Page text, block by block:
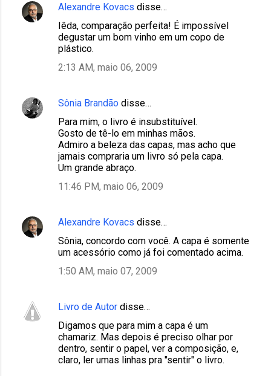
Alexandre Kovacs disse…
Iêda, comparação perfeita! É impossível
degustar um bom vinho em um copo de
plástico.
2:13 AM, maio 06, 2009
Sônia Brandão disse…
Para mim, o livro é insubstituível.
Gosto de tê-lo em minhas mãos.
Admiro a beleza das capas, mas acho que
jamais compraria um livro só pela capa.
Um grande abraço.
11:46 PM, maio 06, 2009
Alexandre Kovacs disse…
Sônia, concordo com você. A capa é somente
um acessório como já foi comentado acima.
1:50 AM, maio 07, 2009
Livro de Autor disse…
Digamos que para mim a capa é um
chamariz. Mas depois é preciso olhar por
dentro, sentir o papel, ver a composição, e,
claro, ler umas linhas pra "sentir" o livro.